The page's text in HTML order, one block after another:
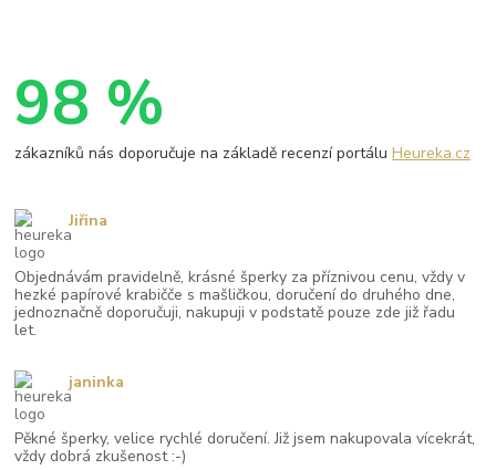
98 %
zákazníků nás doporučuje na základě recenzí portáluHeureka.cz
Objednávám pravidelně, krásné šperky za příznivou cenu, vždy v
hezké papírové krabičče s mašličkou, doručení do druhého dne,
jednoznačně doporučuji, nakupuji v podstatě pouze zde již řadu
let.
Jiřina
Pěkné šperky, velice rychlé doručení. Již jsem nakupovala vícekrát,
vždy dobrá zkušenost :-)
janinka